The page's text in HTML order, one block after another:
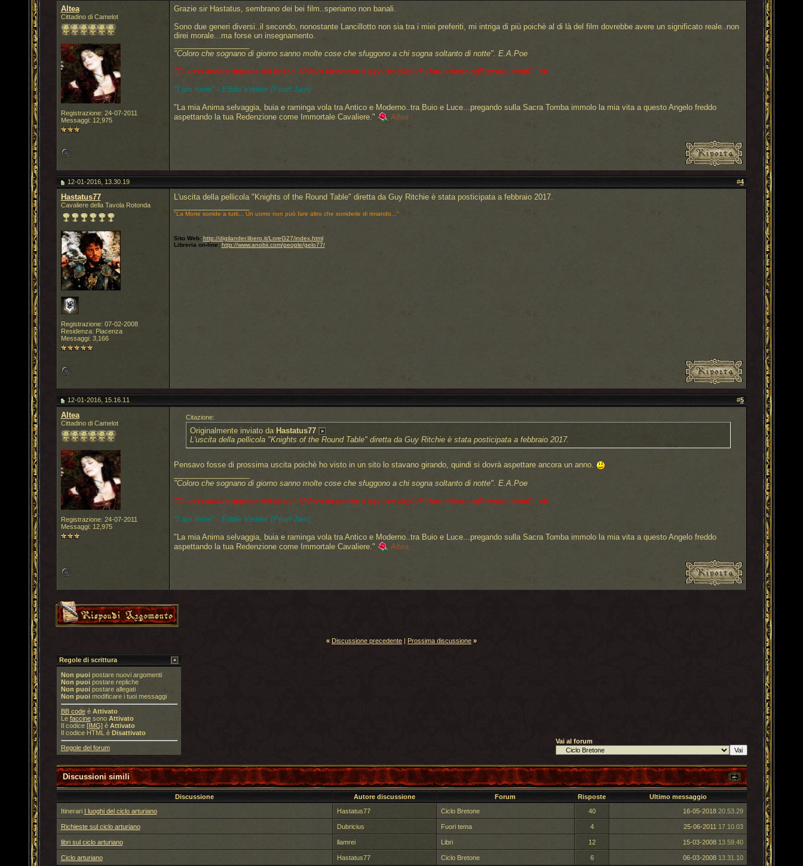
Altea
Cittadino di Camelot
Registrazione: 24-07-2011
Messaggi: 12,975
Grazie sir Hastatus, sembrano dei bei film..speriamo non banali.
Sono due generi diversi..il secondo, nonostante Lancillotto non sia tra i miei preferiti, mi intriga di più poichè al di là del film dovrebbe avere un significato reale..non
direi morale...ma forse un insegnamento.
"Coloro che sognano di giorno sanno molte cose che sfuggono a chi sogna soltanto di notte". E.A.Poe
"Ci sono andata apposta nel bosco. Volevo incontrare il lupo per dirgli di stare attento agli esseri umani"...cit.
"I am mine" - Eddie Vedder (Pearl Jam)
"La mia Anima selvaggia, buia e raminga vola tra Antico e Moderno..tra Buio e Luce...pregando sulla Sacra Tomba immolo la mia vita a questo Angelo freddo
aspettando la tua Redenzione come Immortale Cavaliere."
Altea
12-01-2016, 13.30.19 #4
Hastatus77
Cavaliere della Tavola Rotonda
Registrazione: 07-02-2008
Residenza: Piacenza
Messaggi: 3,166
L'uscita della pellicola "Knights of the Round Table" diretta da Guy Ritchie è stata posticipata a febbraio 2017.
"La Morte sorride a tutti... Un uomo non può fare altro che sorriderle di rimando..."
Sito Web: http://digilander.libero.it/LoreG27/index.html
Libreria on-line: http://www.anobii.com/people/gelo77/
12-01-2016, 15.16.11 #5
Altea
Cittadino di Camelot
Registrazione: 24-07-2011
Messaggi: 12,975
Citazione:
Originalmente inviato da Hastatus77
L'uscita della pellicola "Knights of the Round Table" diretta da Guy Ritchie è stata posticipata a febbraio 2017.
Pensavo fosse di prossima uscita poichè ho visto in un sito lo stavano girando, quindi si dovrà aspettare ancora un anno.
"Coloro che sognano di giorno sanno molte cose che sfuggono a chi sogna soltanto di notte". E.A.Poe
"Ci sono andata apposta nel bosco. Volevo incontrare il lupo per dirgli di stare attento agli esseri umani"...cit.
"I am mine" - Eddie Vedder (Pearl Jam)
"La mia Anima selvaggia, buia e raminga vola tra Antico e Moderno..tra Buio e Luce...pregando sulla Sacra Tomba immolo la mia vita a questo Angelo freddo
aspettando la tua Redenzione come Immortale Cavaliere."
Altea
« Discussione precedente | Prossima discussione »
Regole di scrittura
Non puoipostare nuovi argomenti
Non puoipostare repliche
Non puoipostare allegati
Non puoimodificare i tuoi messaggi
BB codeè Attivato
Le faccinesono Attivato
Il codice [IMG]è Attivato
Il codice HTML è Disattivato
Regole del forum
Vai al forum
Discussioni simili
Discussione Autore discussione Forum Risposte
Ultimo messaggio
Itinerari I luoghi del ciclo arturiano Hastatus77 Ciclo Bretone 40 16-05-2018 20.53.29
Richieste sul ciclo arturiano Dubricius Fuori tema 4 25-06-2011 17.10.03
libri sul ciclo arturiano llamrei Libri 12 15-03-2008 13.59.40
Ciclo arturiano Hastatus77 Ciclo Bretone 6 06-03-2008 13.31.10